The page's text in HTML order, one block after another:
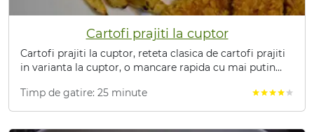
Cartofi prajiti la cuptor
Cartofi prajiti la cuptor, reteta clasica de cartofi prajiti
in varianta la cuptor, o mancare rapida cu mai putin
Timp de gatire: 25 minute
starstarstarstar star